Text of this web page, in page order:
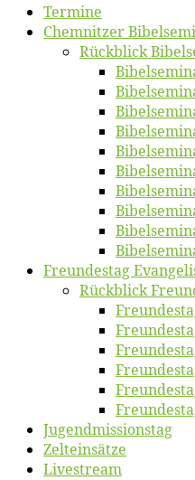
Ter­mi­ne
Chemnit­zer
Rück­blick
Freun­des­tag
Rück­blick
Jugend­mis­sions­tag
Zelt­ein­sät­ze
Live­stream